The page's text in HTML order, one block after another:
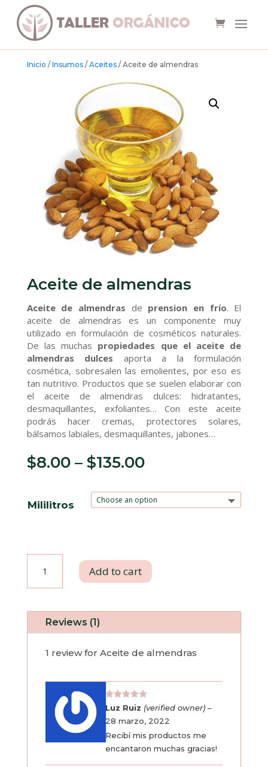
Inicio / Insumos/ Aceites/ Aceite de almendras
Aceite de almendras
Aceite de almendras de prension en frío. El
aceite de almendras es un componente muy
utilizado en formulación de cosméticos naturales.
De las muchas propiedades que el aceite de
almendras dulces aporta a la formulación
cosmética, sobresalen las emolientes, por eso es
tan nutritivo. Productos que se suelen elaborar con
el aceite de almendras dulces: hidratantes,
desmaquillantes, exfoliantes… Con este aceite
podrás hacer cremas, protectores solares,
bálsamos labiales, desmaquillantes, jabones…
$8.00– $135.00
Mililitros
Aceite
almendras
quantity
Add to cart
Reviews (1)
1 review for Aceite de almendras
Rated5
out of 5
Luz Ruiz (verified owner) –
28 marzo, 2022
Recibí mis productos me
encantaron muchas gracias!